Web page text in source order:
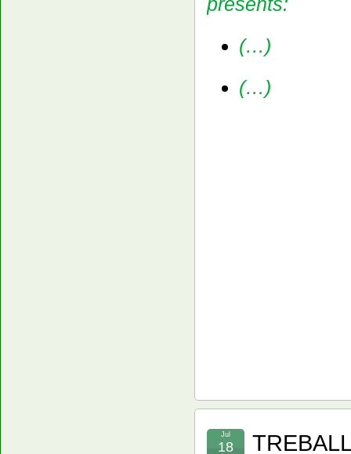
(… )
(… )
Jul
18